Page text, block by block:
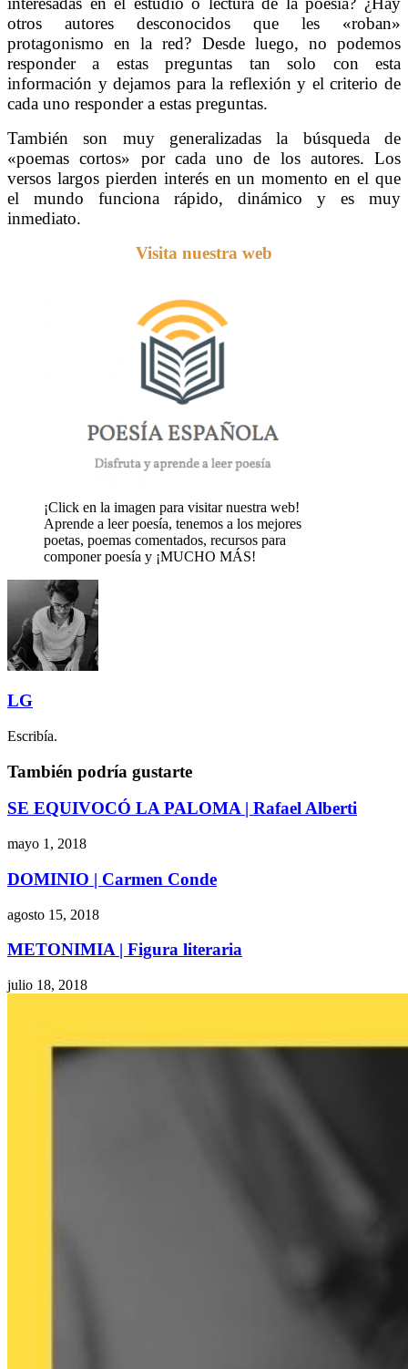
otros autores desconocidos que les «roban»
protagonismo en la red? Desde luego, no podemos
responder a estas preguntas tan solo con esta
información y dejamos para la reflexión y el criterio de
cada uno responder a estas preguntas.
También son muy generalizadas la búsqueda de
«poemas cortos» por cada uno de los autores. Los
versos largos pierden interés en un momento en el que
el mundo funciona rápido, dinámico y es muy
inmediato.
Visita nuestra web
¡Click en la imagen para visitar nuestra web!
Aprende a leer poesía, tenemos a los mejores
poetas, poemas comentados, recursos para
componer poesía y ¡MUCHO MÁS!
LG
Escribía.
También podría gustarte
SE EQUIVOCÓ LA PALOMA | Rafael Alberti
mayo 1, 2018
DOMINIO | Carmen Conde
agosto 15, 2018
METONIMIA | Figura literaria
julio 18, 2018